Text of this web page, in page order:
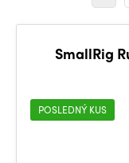
SmallRig
POSLEDNÝ KUS